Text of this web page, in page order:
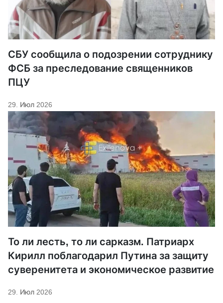
СБУ сообщила о подозрении сотруднику
ФСБ за преследование священников
ПЦУ
29. Июл 2026
То ли лесть, то ли сарказм. Патриарх
Кирилл поблагодарил Путина за защиту
суверенитета и экономическое развитие
29. Июл 2026